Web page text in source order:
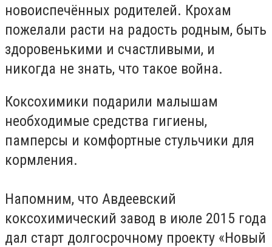
новоиспечённых родителей. Крохам
пожелали расти на радость родным, быть
здоровенькими и счастливыми, и
никогда не знать, что такое война.
Коксохимики подарили малышам
необходимые средства гигиены,
памперсы и комфортные стульчики для
кормления.
Напомним, что Авдеевский
коксохимический завод в июле 2015 года
дал старт долгосрочному проекту «Новый